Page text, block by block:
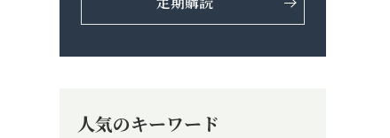
人気のキーワード